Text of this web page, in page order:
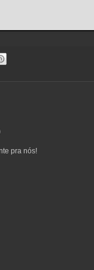
pra nós!